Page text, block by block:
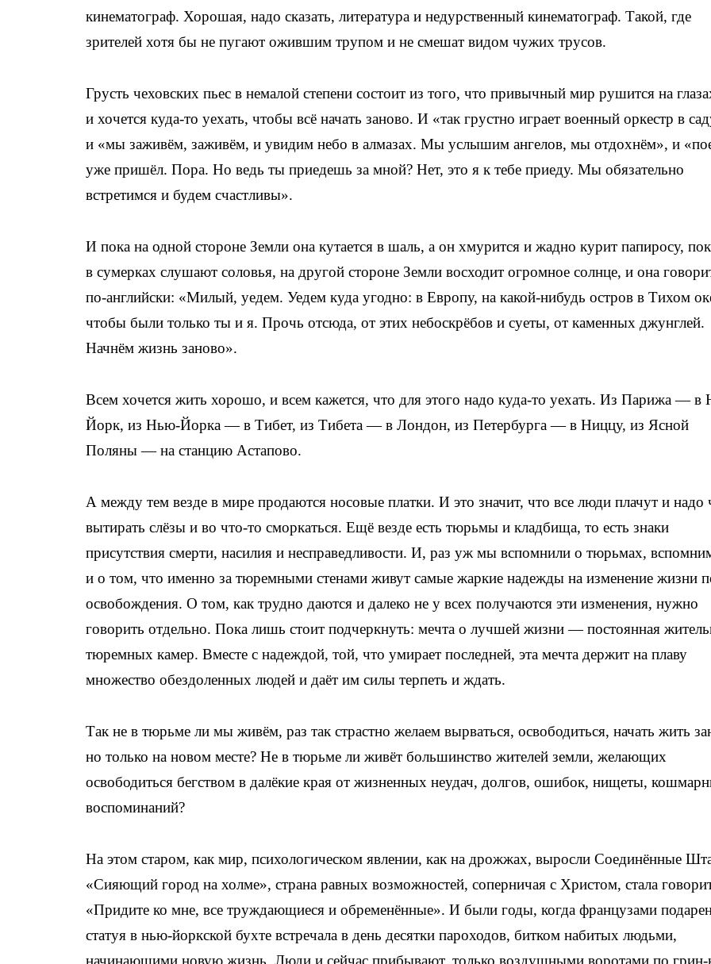
кинематограф. Хорошая, надо сказать, литература и недурственный кинематограф. Такой, где
зрителей хотя бы не пугают ожившим трупом и не смешат видом чужих трусов.
Грусть чеховских пьес в немалой степени состоит из того, что привычный мир рушится на
и хочется куда-то уехать, чтобы всё начать заново. И «так грустно играет военный оркестр в
и «мы заживём, заживём, и увидим небо в алмазах. Мы услышим ангелов, мы отдохнём», и
уже пришёл. Пора. Но ведь ты приедешь за мной? Нет, это я к тебе приеду. Мы обязательно
встретимся и будем счастливы».
И пока на одной стороне Земли она кутается в шаль, а он хмурится и жадно курит папиросу,
в сумерках слушают соловья, на другой стороне Земли восходит огромное солнце, и она
по-английски: «Милый, уедем. Уедем куда угодно: в Европу, на какой-нибудь остров в Тихом
чтобы были только ты и я. Прочь отсюда, от этих небоскрёбов и суеты, от каменных джунглей.
Начнём жизнь заново».
Всем хочется жить хорошо, и всем кажется, что для этого надо куда-то уехать. Из Парижа —
Йорк, из Нью-Йорка — в Тибет, из Тибета — в Лондон, из Петербурга — в Ниццу, из Ясной
Поляны — на станцию Астапово.
А между тем везде в мире продаются носовые платки. И это значит, что все люди плачут и надо
вытирать слёзы и во что-то сморкаться. Ещё везде есть тюрьмы и кладбища, то есть знаки
присутствия смерти, насилия и несправедливости. И, раз уж мы вспомнили о тюрьмах,
и о том, что именно за тюремными стенами живут самые жаркие надежды на изменение жизни
освобождения. О том, как трудно даются и далеко не у всех получаются эти изменения, нужно
говорить отдельно. Пока лишь стоит подчеркнуть: мечта о лучшей жизни — постоянная
тюремных камер. Вместе с надеждой, той, что умирает последней, эта мечта держит на плаву
множество обездоленных людей и даёт им силы терпеть и ждать.
Так не в тюрьме ли мы живём, раз так страстно желаем вырваться, освободиться, начать жить
но только на новом месте? Не в тюрьме ли живёт большинство жителей земли, желающих
освободиться бегством в далёкие края от жизненных неудач, долгов, ошибок, нищеты,
воспоминаний?
На этом старом, как мир, психологическом явлении, как на дрожжах, выросли Соединённые
«Сияющий город на холме», страна равных возможностей, соперничая с Христом, стала
«Придите ко мне, все труждающиеся и обременённые». И были годы, когда французами
статуя в нью-йоркской бухте встречала в день десятки пароходов, битком набитых людьми,
начинающими новую жизнь. Люди и сейчас прибывают, только воздушными воротами по грин-